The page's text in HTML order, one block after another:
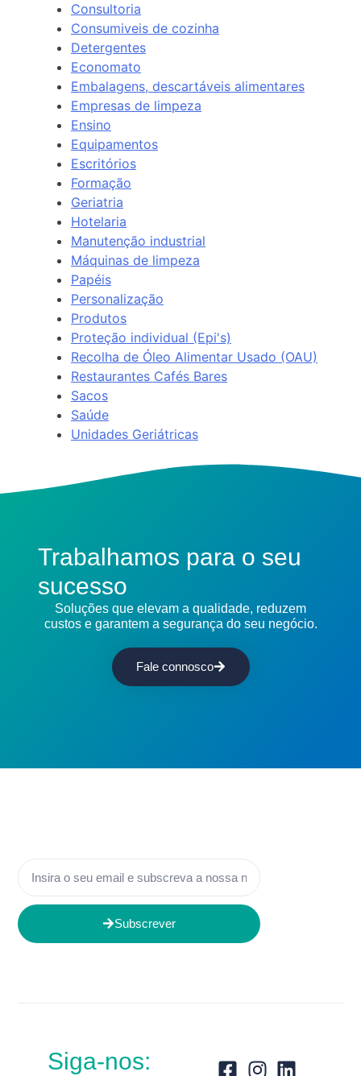
Consultoria
Consumiveis de cozinha
Detergentes
Economato
Embalagens, descartáveis alimentares
Empresas de limpeza
Ensino
Equipamentos
Escritórios
Formação
Geriatria
Hotelaria
Manutenção industrial
Máquinas de limpeza
Papéis
Personalização
Produtos
Proteção individual (Epi's)
Recolha de Óleo Alimentar Usado (OAU)
Restaurantes Cafés Bares
Sacos
Saúde
Unidades Geriátricas
Trabalhamos para o seu
sucesso
Soluções que elevam a qualidade, reduzem
custos e garantem a segurança do seu negócio.
Fale connosco
Subscrever
Siga-nos: